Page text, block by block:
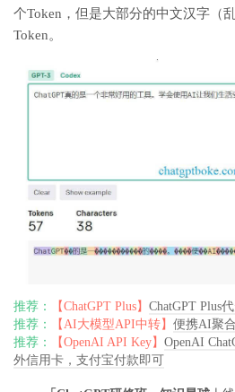
个Token，但是大部分的中文汉字（
Token。
推荐： 【ChatGPT Plus】 ChatGPT Plus
推荐：
【AI大模型API中转】 便携AI聚
推荐：
【OpenAI API Key】 OpenAI
外信用卡，支付宝付款即可